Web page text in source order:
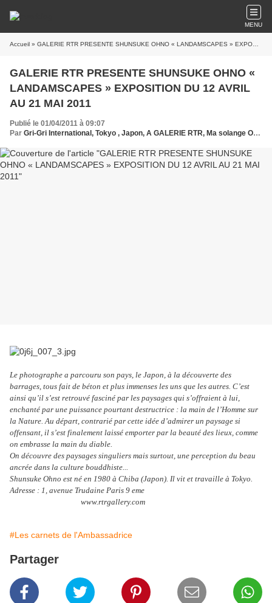
MENU
Accueil » GALERIE RTR PRESENTE SHUNSUKE OHNO « LANDAMSCAPES » EXPOSITION DU 12 AVRIL AU 21 MAI 2011
GALERIE RTR PRESENTE SHUNSUKE OHNO «
LANDAMSCAPES » EXPOSITION DU 12 AVRIL
AU 21 MAI 2011
Publié le 01/04/2011 à 09:07
Par Gri-Gri International, Tokyo , Japon, A GALERIE RTR, Ma solange Oussou,SHUNSUKE OHNO
Le photographe a parcouru son pays, le Japon, à la découverte des
barrages, tous fait de béton et plus immenses les uns que les autres. C’est
ainsi qu’il s’est retrouvé fasciné par les paysages qui s’offraient à lui,
enchanté par une puissance pourtant destructrice : la main de l’Homme sur
la Nature. Au départ, contrarié par cette idée d’admirer un paysage si
offensant, il s’est finalement laissé emporter par la beauté des lieux, comme
on embrasse la main du diable.
On découvre des paysages singuliers mais surtout, une perception du beau
ancrée dans la culture bouddhiste...
Shunsuke Ohno est né en 1980 à Chiba (Japon). Il vit et travaille à Tokyo.
Adresse : 1, avenue Trudaine Paris 9 eme
www.rtrgallery.com
#Les carnets de l'Ambassadrice
Partager